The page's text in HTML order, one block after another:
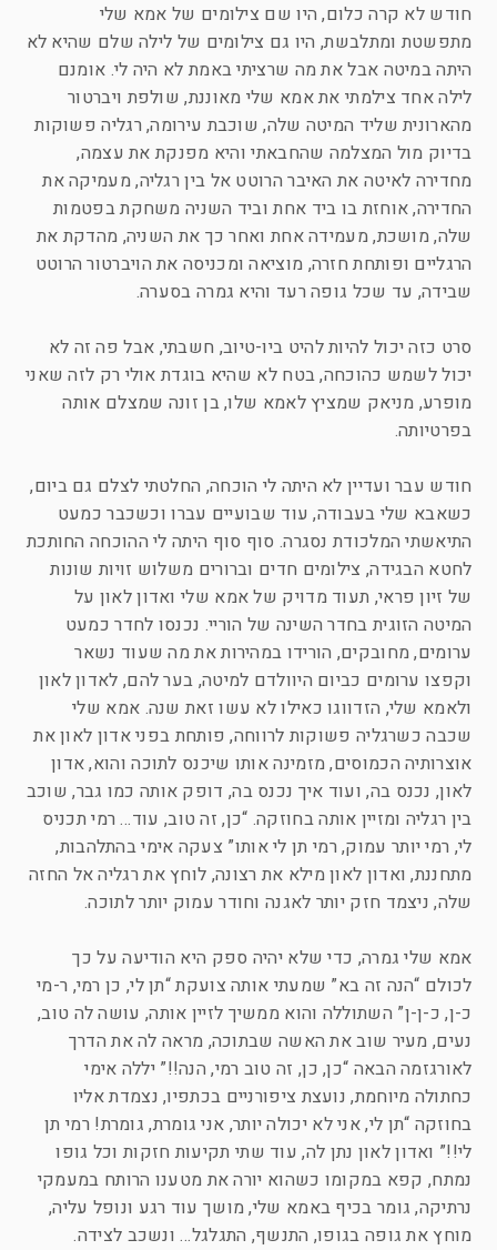
חודש לא קרה כלום, היו שם צילומים של אמא שלי
מתפשטת ומתלבשת, היו גם צילומים של לילה שלם שהיא לא
היתה במיטה אבל את מה שרציתי באמת לא היה לי. אומנם
לילה אחד צילמתי את אמא שלי מאוננת, שולפת ויברטור
מהארונית שליד המיטה שלה, שוכבת עירומה, רגליה פשוקות
בדיוק מול המצלמה שהחבאתי והיא מפנקת את עצמה,
מחדירה לאיטה את האיבר הרוטט אל בין רגליה, מעמיקה את
החדירה, אוחזת בו ביד אחת וביד השניה משחקת בפטמות
שלה, מושכת, מעמידה אחת ואחר כך את השניה, מהדקת את
הרגליים ופותחת חזרה, מוציאה ומכניסה את הויברטור הרוטט
שבידה, עד שכל גופה רעד והיא גמרה בסערה.
סרט כזה יכול להיות להיט ביו-טיוב, חשבתי, אבל פה זה לא
יכול לשמש כהוכחה, בטח לא שהיא בוגדת אולי רק לזה שאני
מופרע, מניאק שמציץ לאמא שלו, בן זונה שמצלם אותה
בפרטיותה.
חודש עבר ועדיין לא היתה לי הוכחה, החלטתי לצלם גם ביום,
כשאבא שלי בעבודה, עוד שבועיים עברו וכשכבר כמעט
התיאשתי המלכודת נסגרה. סוף סוף היתה לי ההוכחה החותכת
לחטא הבגידה, צילומים חדים וברורים משלוש זויות שונות
של זיון פראי, תעוד מדויק של אמא שלי ואדון לאון על
המיטה הזוגית בחדר השינה של הוריי. נכנסו לחדר כמעט
ערומים, מחובקים, הורידו במהירות את מה שעוד נשאר
וקפצו ערומים כביום היוולדם למיטה, בער להם, לאדון לאון
ולאמא שלי, הזדווגו כאילו לא עשו זאת שנה. אמא שלי
שכבה כשרגליה פשוקות לרווחה, פותחת בפני אדון לאון את
אוצרותיה הכמוסים, מזמינה אותו שיכנס לתוכה והוא, אדון
לאון, נכנס בה, ועוד איך נכנס בה, דופק אותה כמו גבר, שוכב
בין רגליה ומזיין אותה בחוזקה. “כן, זה טוב, עוד… רמי תכניס
לי, רמי יותר עמוק, רמי תן לי אותו” צעקה אימי בהתלהבות,
מתחננת, ואדון לאון מילא את רצונה, לוחץ את רגליה אל החזה
שלה, ניצמד חזק יותר לאגנה וחודר עמוק יותר לתוכה.
אמא שלי גמרה, כדי שלא יהיה ספק היא הודיעה על כך
לכולם “הנה זה בא” שמעתי אותה צועקת “תן לי, כן רמי, ר-מי
כ-ן, כ-ן-ן” השתוללה והוא ממשיך לזיין אותה, עושה לה טוב,
נעים, מעיר שוב את האשה שבתוכה, מראה לה את הדרך
לאורגזמה הבאה “כן, כן, זה טוב רמי, הנה!!” יללה אימי
כחתולה מיוחמת, נועצת ציפורניים בכתפיו, נצמדת אליו
בחוזקה “תן לי, אני לא יכולה יותר, אני גומרת, גומרת! רמי תן
לי!!” ואדון לאון נתן לה, עוד שתי תקיעות חזקות וכל גופו
נמתח, קפא במקומו כשהוא יורה את מטענו הרותח במעמקי
נרתיקה, גומר בכיף באמא שלי, מושך עוד רגע ונופל עליה,
מוחץ את גופה בגופו, התנשף, התגלגל… ונשכב לצידה.